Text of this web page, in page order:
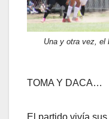
Una y otra vez, el
TOMA Y DACA…